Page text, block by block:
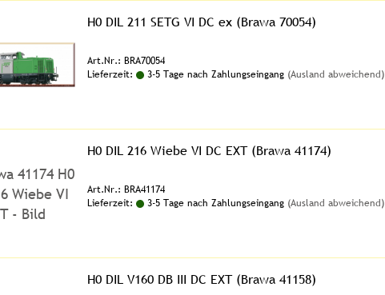
H0 DIL 211 SETG VI DC ex (Brawa 70054)
Art.Nr.: BRA70054
Lieferzeit:
3-5 Tage nach Zahlungseingang (Ausland abweichend)
H0 DIL 216 Wiebe VI DC EXT (Brawa 41174)
Art.Nr.: BRA41174
Lieferzeit:
3-5 Tage nach Zahlungseingang (Ausland abweichend)
H0 DIL V160 DB III DC EXT (Brawa 41158)